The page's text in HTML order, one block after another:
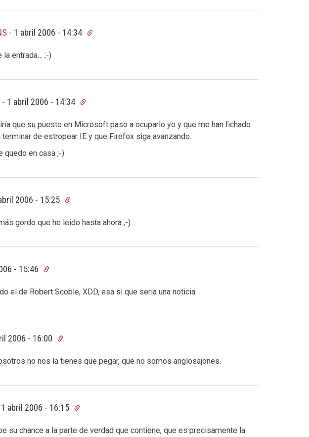
- 1 abril 2006 - 14:34
la entrada… ;-)
- 1 abril 2006 - 14:34
que su puesto en Microsoft paso a ocuparlo yo y que me han fichado
terminar de estropear IE y que Firefox siga avanzando.
quedo en casa ;-)
2006 - 15:25
gordo que he leido hasta ahora ;-)
- 15:46
el de Robert Scoble, XDD, esa si que seria una noticia.
2006 - 16:00
no nos la tienes que pegar, que no somos anglosajones.
1 abril 2006 - 16:15
su chance a la parte de verdad que contiene, que es precisamente la